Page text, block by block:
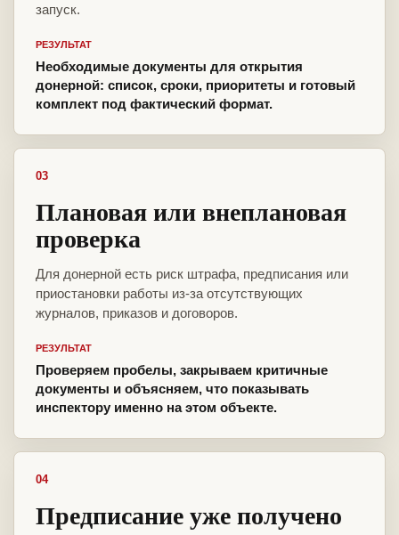
запуск.
РЕЗУЛЬТАТ
Необходимые документы для открытия
донерной: список, сроки, приоритеты и готовый
комплект под фактический формат.
03
Плановая или внеплановая
проверка
Для донерной есть риск штрафа, предписания или
приостановки работы из-за отсутствующих
журналов, приказов и договоров.
РЕЗУЛЬТАТ
Проверяем пробелы, закрываем критичные
документы и объясняем, что показывать
инспектору именно на этом объекте.
04
Предписание уже получено